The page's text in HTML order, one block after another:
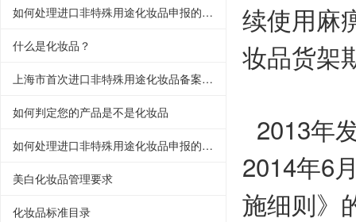
如何处理进口非特殊用途化妆品申报的新政策？
什么是化妆品？
上海市首次进口非特殊用途化妆品备案资料监督检查规范
如何判定您的产品是不是化妆品
如何处理进口非特殊用途化妆品申报的新政策？
美白化妆品管理要求
化妆品标准目录
续使用麻
妆品货架
2013年
2014年6
施细则》